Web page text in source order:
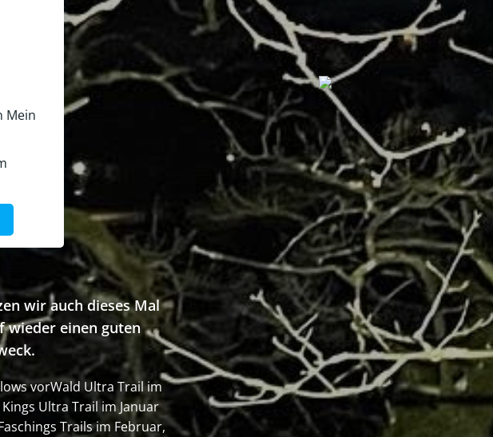
Mein
wir auch dieses Mal
wieder einen guten
vorWald Ultra Trail im
Ultra Trail im Januar
Trails im Februar,